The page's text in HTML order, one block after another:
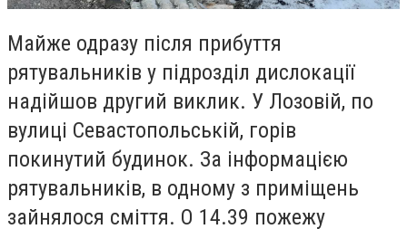
Майже одразу після прибуття
рятувальників у підрозділ дислокації
надійшов другий виклик. У Лозовій, по
вулиці Севастопольській, горів
покинутий будинок. За інформацією
рятувальників, в одному з приміщень
зайнялося сміття. О 14.39 пожежу